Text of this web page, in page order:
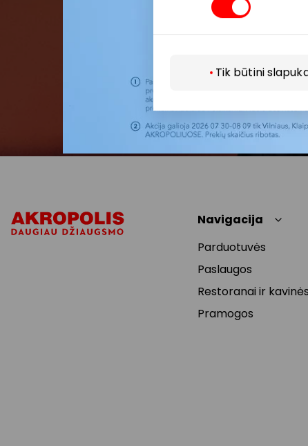
Tik būtini
Navigacija
Parduotuvės
Paslaugos
Restoranai ir kavinės
Pramogos